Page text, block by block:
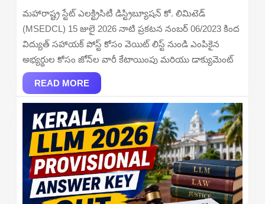
List
2026
–
Zonewise
Allocation
&
Document
Verification
Dates
(Advt.
No.
06/2023)
మహారాష్ట్ర స్టేట్ ఎలక్ట్రిసిటీ డిస్ట్రిబ్యూషన్ కో. లిమిటెడ్
(MSEDCL) 15 జులై 2026 నాటి ప్రకటన నంబర్ 06/2023 కింద
విద్యుత్ సహాయక్ పోస్ట్ కోసం వెయిట్ లిస్ట్ నుండి ఎంపికైన
అభ్యర్థుల కోసం జోన్‌ల వారీ కేటాయింపు మరియు డాక్యుమెంట్
READ MOREREAD
MORE